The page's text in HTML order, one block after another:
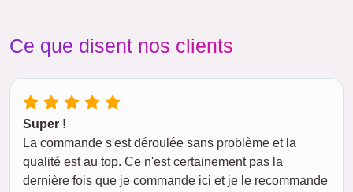
Ce que disent nos clients
Super !
La commande s'est déroulée sans problème et la
qualité est au top. Ce n'est certainement pas la
dernière fois que je commande ici et je le recommande